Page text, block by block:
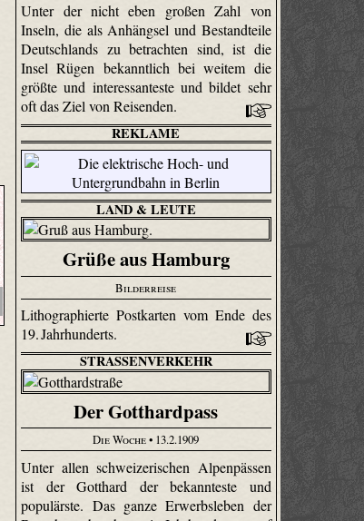
Unter der nicht eben großen Zahl von
Inseln, die als Anhängsel und Bestandteile
Deutschlands zu betrachten sind, ist die
Insel Rügen bekanntlich bei weitem die
größte und interessanteste und bildet sehr
oft das Ziel von Reisenden.
REKLAME
LAND & LEUTE
Grüße aus Hamburg
Bilderreise
Lithographierte Postkarten vom Ende des
19. Jahrhunderts.
STRASSENVERKEHR
Der Gotthardpass
Die Woche• 13.2.1909
Unter allen schweizerischen Alpenpässen
ist der Gotthard der bekannteste und
populärste. Das ganze Erwerbsleben der